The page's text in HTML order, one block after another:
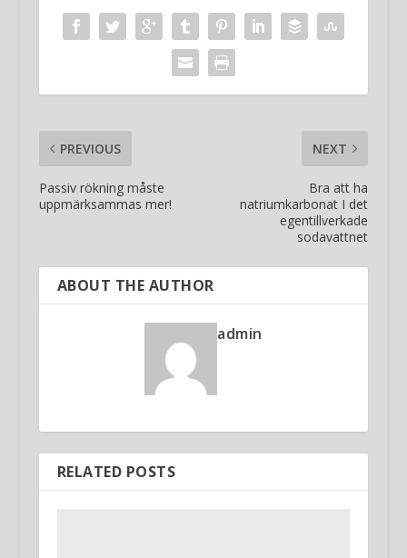
PREVIOUS
Passiv rökning måste
uppmärksammas mer!
NEXT
Bra att ha
natriumkarbonat I det
egentillverkade
sodavattnet
ABOUT THE AUTHOR
admin
RELATED POSTS